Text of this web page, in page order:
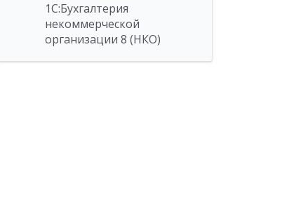
1С:Бухгалтерия
некоммерческой
организации 8 (НКО)